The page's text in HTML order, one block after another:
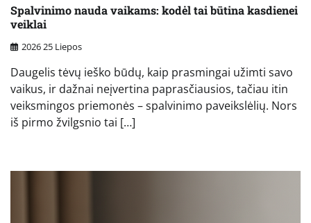
Spalvinimo nauda vaikams: kodėl tai būtina kasdienei
veiklai
2026 25 Liepos
Daugelis tėvų ieško būdų, kaip prasmingai užimti savo
vaikus, ir dažnai neįvertina paprasčiausios, tačiau itin
veiksmingos priemonės – spalvinimo paveikslėlių. Nors
iš pirmo žvilgsnio tai […]